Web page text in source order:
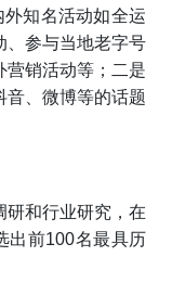
知名活动如全运
、参与当地老字号
营销活动等；二是
音、微博等的话题
研和行业研究，在
出前100名最具历